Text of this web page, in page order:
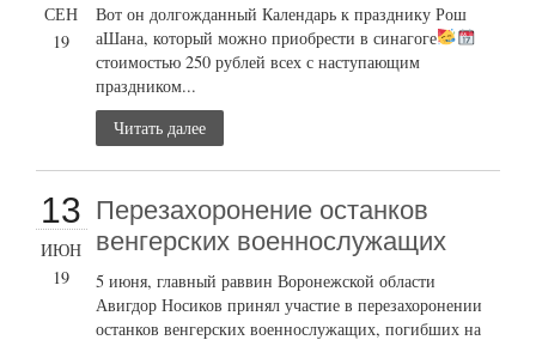
СЕН
19
Вот он долгожданный Календарь к празднику Рош
аШана, который можно приобрести в синагоге
стоимостью 250 рублей всех с наступающим
праздником...
Читать далее
13
ИЮН
19
Перезахоронение останков
венгерских военнослужащих
5 июня, главный раввин Воронежской области
Авигдор Носиков принял участие в перезахоронении
останков венгерских военнослужащих, погибших на